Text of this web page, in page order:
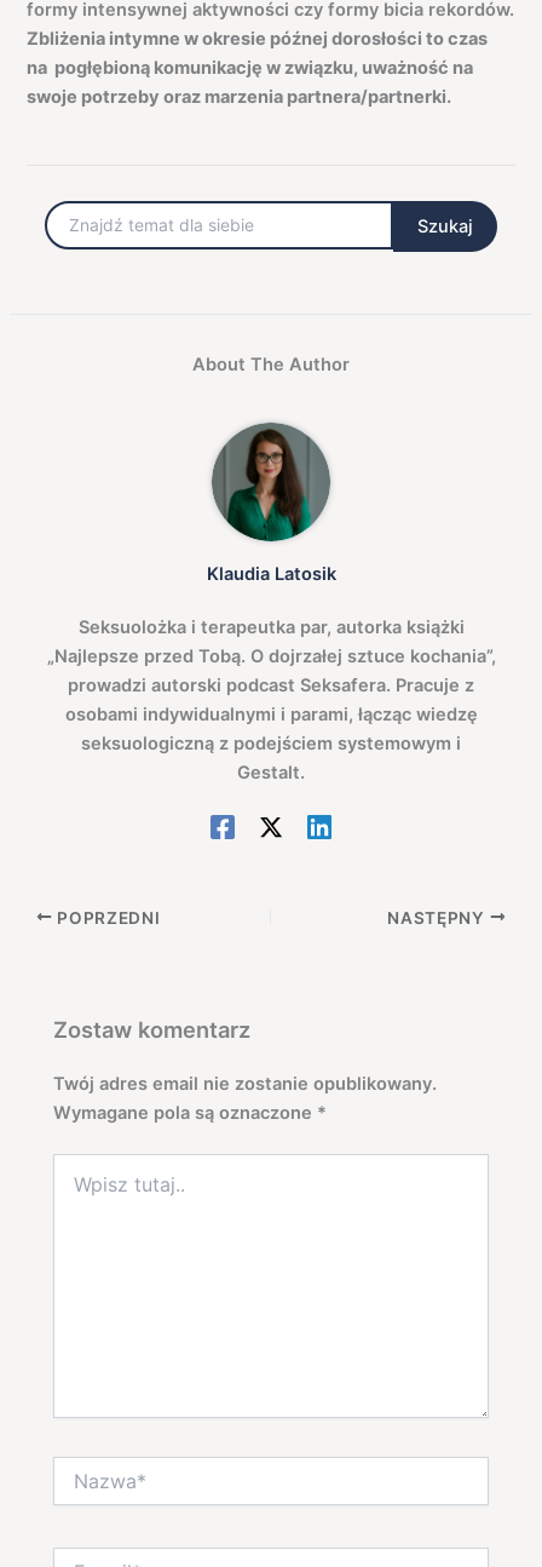
formy intensywnej aktywności czy formy bicia rekordów.
Zbliżenia intymne w okresie późnej dorosłości to czas
na pogłębioną komunikację w związku, uważność na
swoje potrzeby oraz marzenia partnera/partnerki.
Szukaj
Szukaj
About The Author
Klaudia Latosik
Seksuolożka i terapeutka par, autorka książki
„Najlepsze przed Tobą. O dojrzałej sztuce kochania”,
prowadzi autorski podcast Seksafera. Pracuje z
osobami indywidualnymi i parami, łącząc wiedzę
seksuologiczną z podejściem systemowym i
Gestalt.
POPRZEDNI NASTĘPNY
Zostaw komentarz
Twój adres email nie zostanie opublikowany.
Wymagane pola są oznaczone *
tutaj..